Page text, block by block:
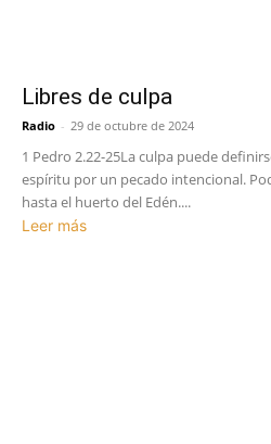
Libres de culpa
Radio - 29 de octubre de 2024
1 Pedro 2.22-25La culpa puede
espíritu por un pecado intencional.
hasta el huerto del Edén....
Leer más